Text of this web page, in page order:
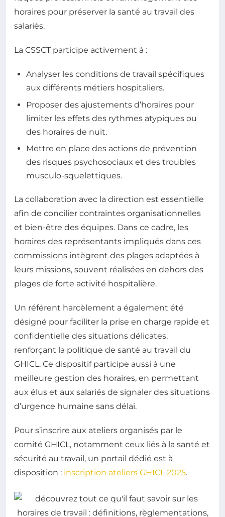
horaires pour préserver la santé au travail des
salariés.
La CSSCT participe activement à :
Analyser les conditions de travail spécifiques
aux différents métiers hospitaliers.
Proposer des ajustements d’horaires pour
limiter les effets des rythmes atypiques ou
des horaires de nuit.
Mettre en place des actions de prévention
des risques psychosociaux et des troubles
musculo-squelettiques.
La collaboration avec la direction est essentielle
afin de concilier contraintes organisationnelles
et bien-être des équipes. Dans ce cadre, les
horaires des représentants impliqués dans ces
commissions intègrent des plages adaptées à
leurs missions, souvent réalisées en dehors des
plages de forte activité hospitalière.
Un référent harcèlement a également été
désigné pour faciliter la prise en charge rapide et
confidentielle des situations délicates,
renforçant la politique de santé au travail du
GHICL. Ce dispositif participe aussi à une
meilleure gestion des horaires, en permettant
aux élus et aux salariés de signaler des situations
d’urgence humaine sans délai.
Pour s’inscrire aux ateliers organisés par le
comité GHICL, notamment ceux liés à la santé et
sécurité au travail, un portail dédié est à
disposition : inscription ateliers GHICL 2025.